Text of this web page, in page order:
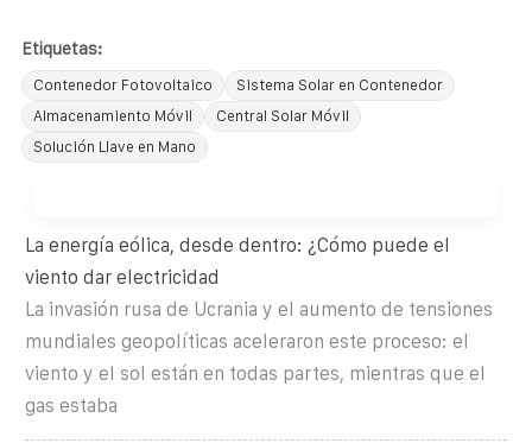
Etiquetas:
Contenedor Fotovoltaico
Sistema Solar en Contenedor
Almacenamiento Móvil
Central Solar Móvil
Solución Llave en Mano
La energía eólica, desde dentro: ¿Cómo puede el
viento dar electricidad
La invasión rusa de Ucrania y el aumento de tensiones
mundiales geopolíticas aceleraron este proceso: el
viento y el sol están en todas partes, mientras que el
gas estaba